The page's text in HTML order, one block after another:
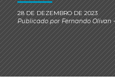
28 DE DEZEMBRO DE 2023
Publicado porFernando Olivan-